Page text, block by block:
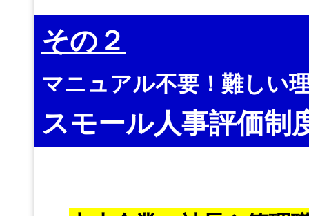
その２
マニュアル不要！難しい
スモール人事評価制